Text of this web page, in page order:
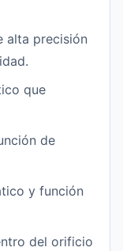
alta precisión
que
de
y función
del orificio